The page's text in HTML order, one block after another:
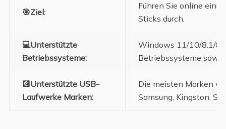
🎯Ziel:
Führen Sie online
Sticks durch.
💻Unterstützte
Betriebssysteme:
Windows 11/10/8.1/8/
Betriebssysteme
💽Unterstützte USB-
Laufwerke Marken:
Die meisten Marken
Samsung, Kingston,